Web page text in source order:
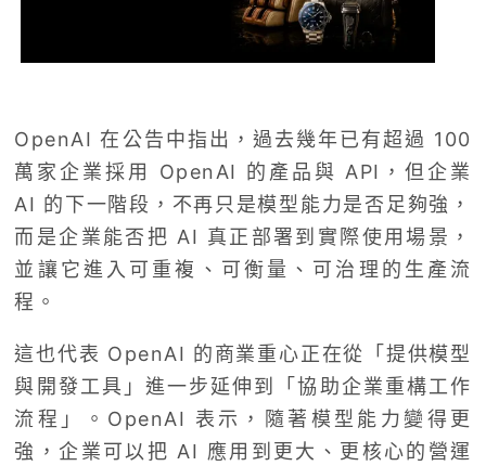
OpenAI 在公告中指出，過去幾年已有超過 100
萬家企業採用 OpenAI 的產品與 API，但企業
AI 的下一階段，不再只是模型能力是否足夠強，
而是企業能否把 AI 真正部署到實際使用場景，
並讓它進入可重複、可衡量、可治理的生產流
程。
這也代表 OpenAI 的商業重心正在從「提供模型
與開發工具」進一步延伸到「協助企業重構工作
流程」。OpenAI 表示，隨著模型能力變得更
強，企業可以把 AI 應用到更大、更核心的營運